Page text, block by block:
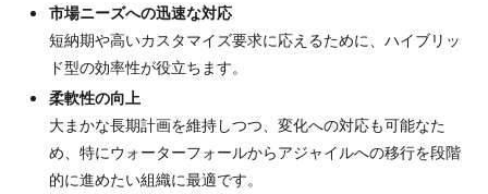
市場ニーズへの迅速な対応
短納期や高いカスタマイズ要求に応えるために、ハイブリッ
ド型の効率性が役立ちます。
柔軟性の向上
大まかな長期計画を維持しつつ、変化への対応も可能なた
め、特にウォーターフォールからアジャイルへの移行を段階
的に進めたい組織に最適です。